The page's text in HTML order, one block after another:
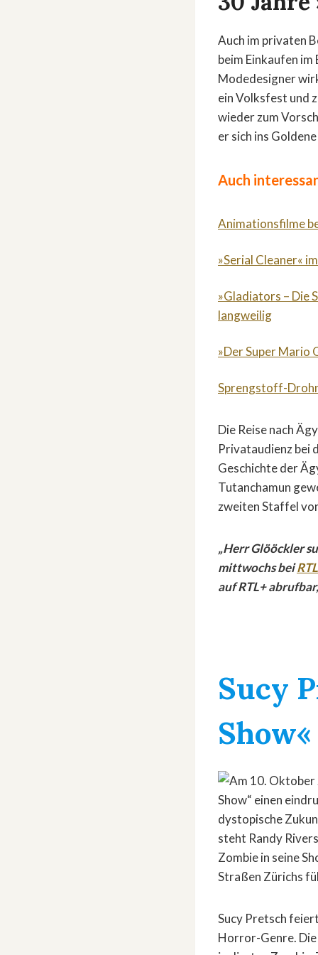
Auch im privaten
beim Einkaufen
Modedesigner
ein Volksfest und
wieder zum
er sich ins
Auch
Animationsfilme
»Serial Cleaner«
»Gladiators – Die
langweilig
»Der Super Mario
Sprengstoff-
Die Reise nach
Privataudienz bei
Geschichte der
Tutanchamun
zweiten Staffel
„Herr Glööckler
mittwochs bei
auf RTL+
Sucy
Show«
Sucy Pretsch
Horror-Genre.